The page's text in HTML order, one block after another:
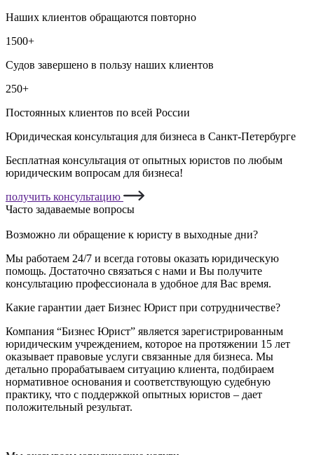
Наших клиентов обращаются повторно
1500+
Судов завершено в пользу наших клиентов
250+
Постоянных клиентов по всей России
Юридическая консультация для бизнеса в Санкт-Петербурге
Бесплатная консультация от опытных юристов по любым
юридическим вопросам для бизнеса!
получить консультацию
Часто задаваемые вопросы
Возможно ли обращение к юристу в выходные дни?
Мы работаем 24/7 и всегда готовы оказать юридическую
помощь. Достаточно связаться с нами и Вы получите
консультацию профессионала в удобное для Вас время.
Какие гарантии дает Бизнес Юрист при сотрудничестве?
Компания “Бизнес Юрист” является зарегистрированным
юридическим учреждением, которое на протяжении 15 лет
оказывает правовые услуги связанные для бизнеса. Мы
детально прорабатываем ситуацию клиента, подбираем
нормативное основания и соответствующую судебную
практику, что с поддержкой опытных юристов – дает
положительный результат.